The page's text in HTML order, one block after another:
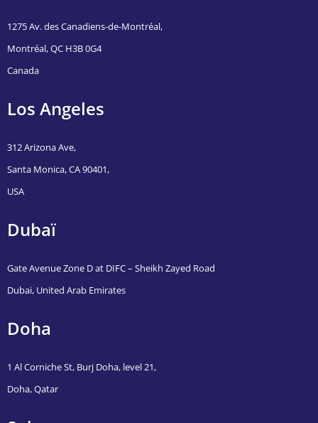
1275 Av. des Canadiens-de-Montréal,
Montréal, QC H3B 0G4
Canada
Los Angeles
312 Arizona Ave,
Santa Monica, CA 90401,
USA
Dubaï
Gate Avenue Zone D at DIFC – Sheikh Zayed Road
Dubai, United Arab Emirates
Doha
1 Al Corniche St, Burj Doha, level 21,
Doha, Qatar